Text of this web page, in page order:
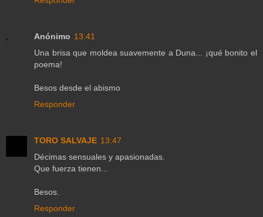
Anónimo 13:41
Una brisa que moldea suavemente a Duna... ¡qué bonito el
poema!
Besos desde el abismo
Responder
TORO SALVAJE 13:47
Décimas sensuales y apasionadas.
Que fuerza tienen...
Besos.
Responder